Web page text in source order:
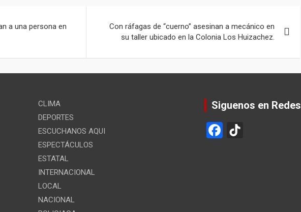
a una persona en
Con ráfagas de “cuerno” asesinan a mecánico en
su taller ubicado en la Colonia Los Huizachez.
CLIMA
DEPORTES
ESCUCHANOS AQUI
ESPECTÁCULOS
ESTATAL
INTERNACIONAL
LOCAL
NACIONAL
Siguenos en Redes
F